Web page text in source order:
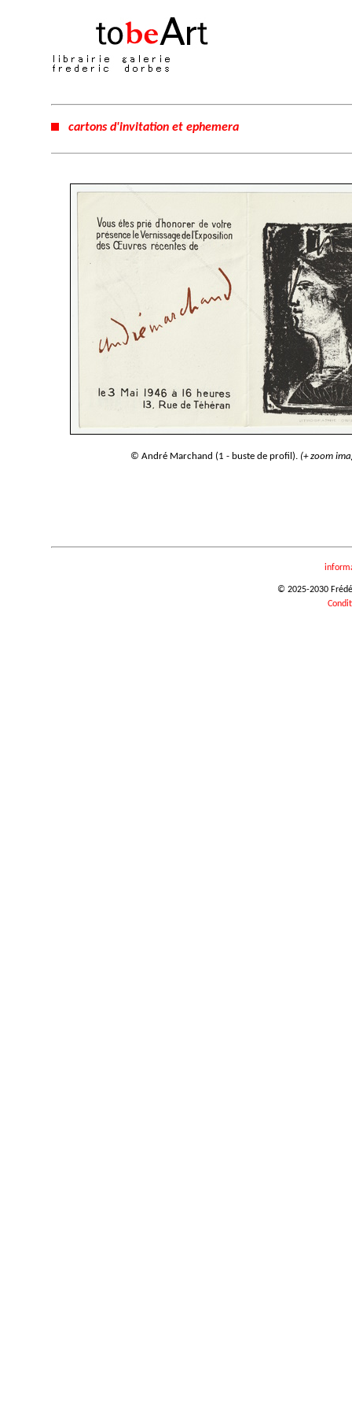
cartons d'invitation et ephemera
© André Marchand (1 - buste de profil). (+ zoom
© 2025-2030